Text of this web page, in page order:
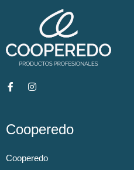
Cooperedo
Cooperedo